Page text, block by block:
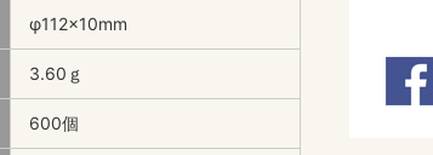
φ112×10mm
3.60ｇ
600個